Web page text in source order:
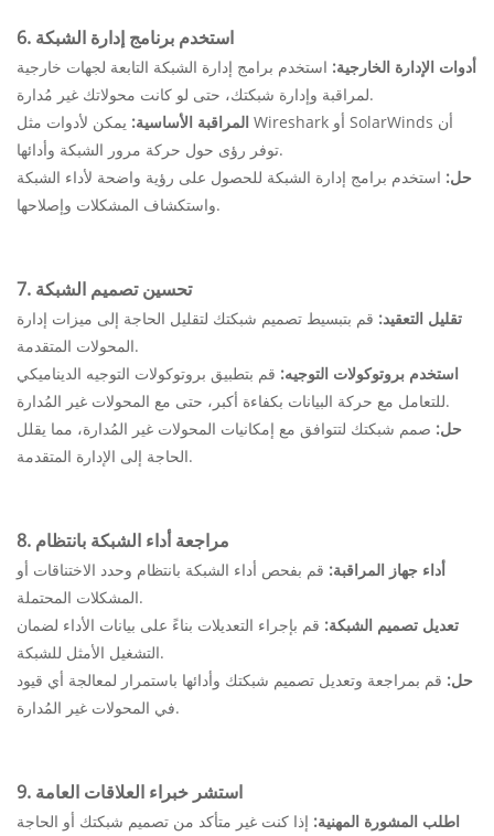
6. استخدم برنامج إدارة الشبكة
أدوات الإدارة الخارجية: استخدم برامج إدارة الشبكة التابعة لجهات خارجية
لمراقبة وإدارة شبكتك، حتى لو كانت محولاتك غير مُدارة.
المراقبة الأساسية: يمكن لأدوات مثل Wireshark أو SolarWinds أن
توفر رؤى حول حركة مرور الشبكة وأدائها.
حل: استخدم برامج إدارة الشبكة للحصول على رؤية واضحة لأداء الشبكة
واستكشاف المشكلات وإصلاحها.
7. تحسين تصميم الشبكة
تقليل التعقيد: قم بتبسيط تصميم شبكتك لتقليل الحاجة إلى ميزات إدارة
المحولات المتقدمة.
استخدم بروتوكولات التوجيه: قم بتطبيق بروتوكولات التوجيه الديناميكي
للتعامل مع حركة البيانات بكفاءة أكبر، حتى مع المحولات غير المُدارة.
حل: صمم شبكتك لتتوافق مع إمكانيات المحولات غير المُدارة، مما يقلل
الحاجة إلى الإدارة المتقدمة.
8. مراجعة أداء الشبكة بانتظام
أداء جهاز المراقبة: قم بفحص أداء الشبكة بانتظام وحدد الاختناقات أو
المشكلات المحتملة.
تعديل تصميم الشبكة: قم بإجراء التعديلات بناءً على بيانات الأداء لضمان
التشغيل الأمثل للشبكة.
حل: قم بمراجعة وتعديل تصميم شبكتك وأدائها باستمرار لمعالجة أي قيود
في المحولات غير المُدارة.
9. استشر خبراء العلاقات العامة
اطلب المشورة المهنية: إذا كنت غير متأكد من تصميم شبكتك أو الحاجة